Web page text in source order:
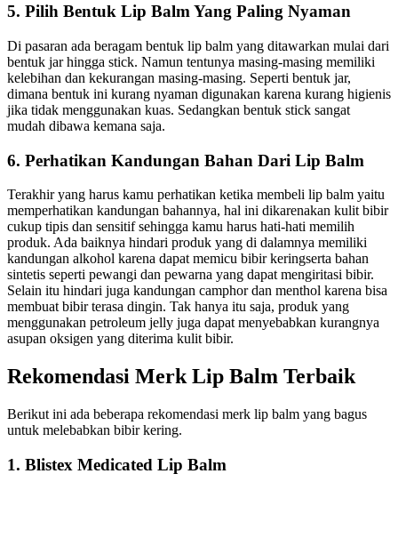
5. Pilih Bentuk Lip Balm Yang Paling Nyaman
Di pasaran ada beragam bentuk lip balm yang ditawarkan mulai dari
bentuk jar hingga stick. Namun tentunya masing-masing memiliki
kelebihan dan kekurangan masing-masing. Seperti bentuk jar,
dimana bentuk ini kurang nyaman digunakan karena kurang higienis
jika tidak menggunakan kuas. Sedangkan bentuk stick sangat
mudah dibawa kemana saja.
6. Perhatikan Kandungan Bahan Dari Lip Balm
Terakhir yang harus kamu perhatikan ketika membeli lip balm yaitu
memperhatikan kandungan bahannya, hal ini dikarenakan kulit bibir
cukup tipis dan sensitif sehingga kamu harus hati-hati memilih
produk. Ada baiknya hindari produk yang di dalamnya memiliki
kandungan alkohol karena dapat memicu bibir keringserta bahan
sintetis seperti pewangi dan pewarna yang dapat mengiritasi bibir.
Selain itu hindari juga kandungan camphor dan menthol karena bisa
membuat bibir terasa dingin. Tak hanya itu saja, produk yang
menggunakan petroleum jelly juga dapat menyebabkan kurangnya
asupan oksigen yang diterima kulit bibir.
Rekomendasi Merk Lip Balm Terbaik
Berikut ini ada beberapa rekomendasi merk lip balm yang bagus
untuk melebabkan bibir kering.
1. Blistex Medicated Lip Balm